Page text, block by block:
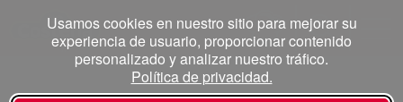
Usamos cookies en nuestro sitio para mejorar su
experiencia de usuario, proporcionar contenido
personalizado y analizar nuestro tráfico.
Política de privacidad.